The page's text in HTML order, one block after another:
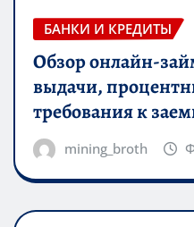
БАНКИ И КРЕДИТЫ
Обзор онлайн-
выдачи,
требования к
mining_broth